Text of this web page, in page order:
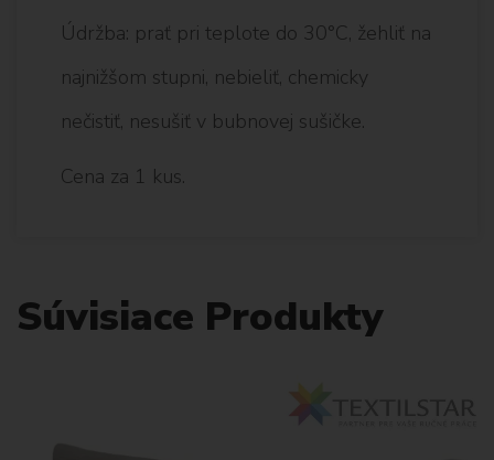
Údržba: prať pri teplote do 30°C, žehliť na
najnižšom stupni, nebieliť, chemicky
nečistiť, nesušiť v bubnovej sušičke.
Cena za 1 kus.
Súvisiace Produkty